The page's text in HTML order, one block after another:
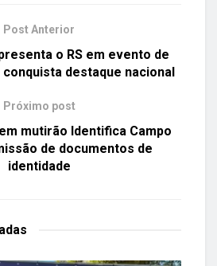
Post Anterior
o RS em evento de
destaque nacional
Próximo post
mutirão Identifica Campo
de documentos de
identidade